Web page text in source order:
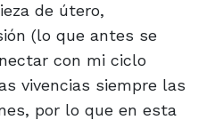
de útero,
(lo que antes se
con mi ciclo
vivencias siempre las
por lo que en esta